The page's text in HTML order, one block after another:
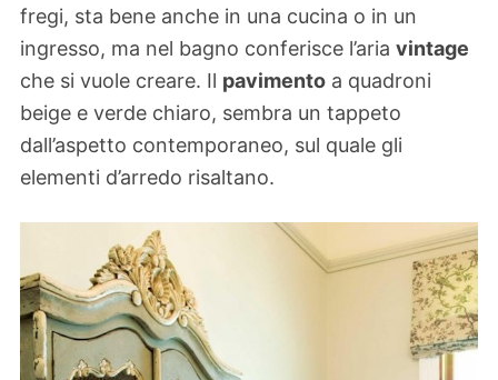
fregi, sta bene anche in una cucina o in un
ingresso, ma nel bagno conferisce l’aria vintage
che si vuole creare. Il pavimento a quadroni
beige e verde chiaro, sembra un tappeto
dall’aspetto contemporaneo, sul quale gli
elementi d’arredo risaltano.